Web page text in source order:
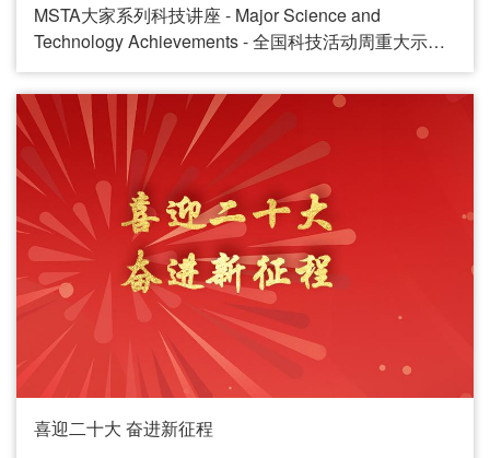
MSTA大家系列科技讲座 - Major Science and
Technology Achievements - 全国科技活动周重大示范
活动
喜迎二十大 奋进新征程